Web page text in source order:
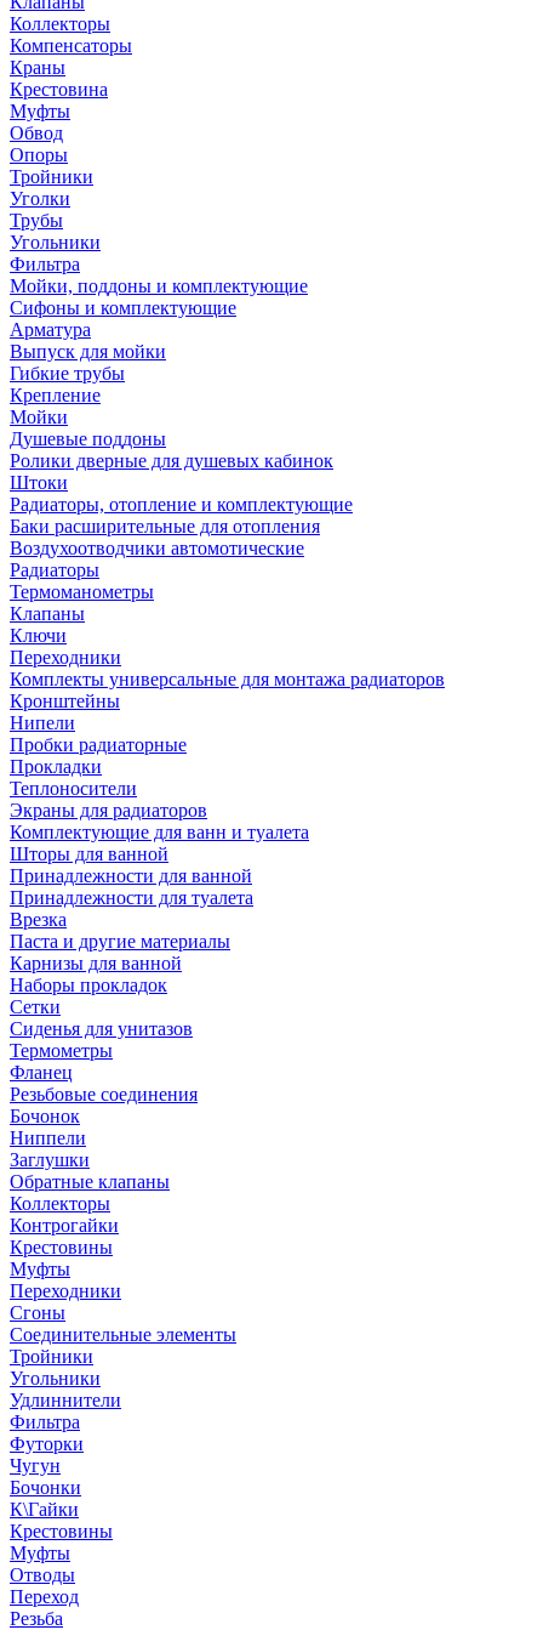
Коллекторы
Компенсаторы
Краны
Крестовина
Муфты
Обвод
Опоры
Тройники
Уголки
Трубы
Угольники
Фильтра
Мойки, поддоны и комплектующие
Сифоны и комплектующие
Арматура
Выпуск для мойки
Гибкие трубы
Крепление
Мойки
Душевые поддоны
Ролики дверные для душевых кабинок
Штоки
Радиаторы, отопление и комплектующие
Баки расширительные для отопления
Воздухоотводчики автомотические
Радиаторы
Термоманометры
Клапаны
Ключи
Переходники
Комплекты универсальные для монтажа радиаторов
Кронштейны
Нипели
Пробки радиаторные
Прокладки
Теплоносители
Экраны для радиаторов
Комплектующие для ванн и туалета
Шторы для ванной
Принадлежности для ванной
Принадлежности для туалета
Врезка
Паста и другие материалы
Карнизы для ванной
Наборы прокладок
Сетки
Сиденья для унитазов
Термометры
Фланец
Резьбовые соединения
Бочонок
Ниппели
Заглушки
Обратные клапаны
Коллекторы
Контрогайки
Крестовины
Муфты
Переходники
Сгоны
Соединительные элементы
Тройники
Угольники
Удлиннители
Фильтра
Футорки
Чугун
Бочонки
К\Гайки
Крестовины
Муфты
Отводы
Переход
Резьба